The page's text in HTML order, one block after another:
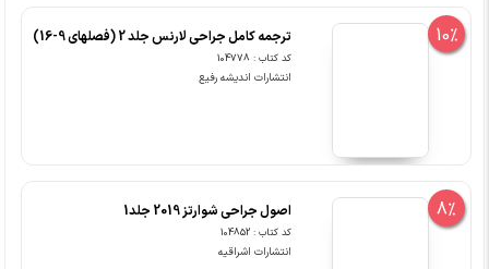
10% ترجمه کامل جراحی لارنس جلد 2 (فصلهای 9-16)
کد کتاب : 104778
انتشارات اندیشه رفیع
8% اصول جراحی شوارتز 2019 جلد1
کد کتاب : 104852
انتشارات اشراقیه